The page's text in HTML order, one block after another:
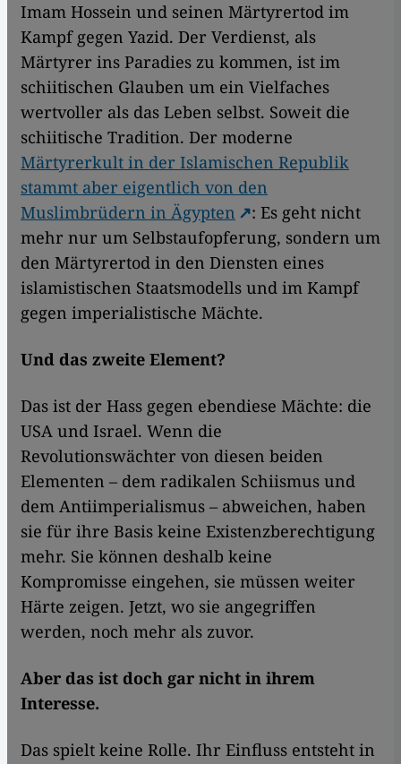
Imam Hossein und seinen Märtyrertod im
Kampf gegen Yazid. Der Verdienst, als
Märtyrer ins Paradies zu kommen, ist im
schiitischen Glauben um ein Vielfaches
wertvoller als das Leben selbst. Soweit die
schiitische Tradition. Der moderne
Märtyrerkult in der Islamischen Republik
stammt aber eigentlich von den
Muslimbrüdern in Ägypten
: Es geht nicht
mehr nur um Selbstaufopferung, sondern um
den Märtyrertod in den Diensten eines
islamistischen Staatsmodells und im Kampf
gegen imperialistische Mächte.
Und das zweite Element?
Das ist der Hass gegen ebendiese Mächte: die
USA und Israel. Wenn die
Revolutionswächter von diesen beiden
Elementen – dem radikalen Schiismus und
dem Antiimperialismus – abweichen, haben
sie für ihre Basis keine Existenzberechtigung
mehr. Sie können deshalb keine
Kompromisse eingehen, sie müssen weiter
Härte zeigen. Jetzt, wo sie angegriffen
werden, noch mehr als zuvor.
Aber das ist doch gar nicht in ihrem
Interesse.
Das spielt keine Rolle. Ihr Einfluss entsteht in